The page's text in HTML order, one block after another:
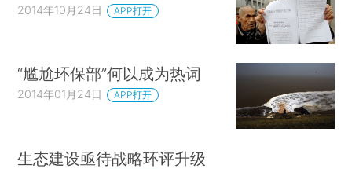
2014年10月24日 APP打开
“尴尬环保部”何以成为热词
2014年01月24日 APP打开
生态建设亟待战略环评升级